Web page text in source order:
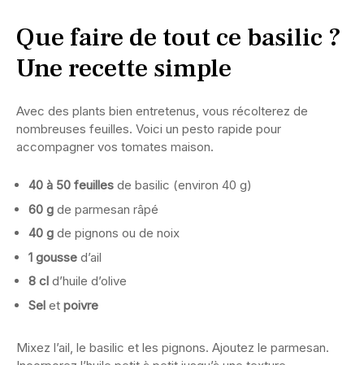
Que faire de tout ce basilic ?
Une recette simple
Avec des plants bien entretenus, vous récolterez de
nombreuses feuilles. Voici un pesto rapide pour
accompagner vos tomates maison.
40 à 50 feuilles de basilic (environ 40 g)
60 g de parmesan râpé
40 g de pignons ou de noix
1 gousse d’ail
8 cl d’huile d’olive
Sel et poivre
Mixez l’ail, le basilic et les pignons. Ajoutez le parmesan.